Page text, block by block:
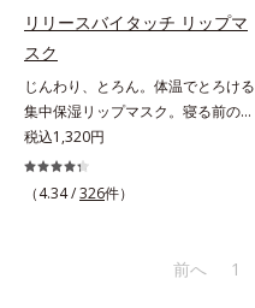
効果で目元の巡りをスムーズにし、
乾燥をケアして目元スッキリ。さら
にワイルドタイムエキス(*5)が肌の
キメを整え、ブライトニングフィル
ター(*6)が光をコントロールして目
元のくすみを払い、透明感のある目
元へ整えます。メイクの上からでも
ＯＫだから、メイク直しのついでに
イライト効果も。お疲れ目元がスッ
リリースバイタッチ リップマ
スク
じんわり、とろん。体温でとろける
集中保湿リップマスク。寝る前のひ
と塗りでやわらかな唇へ。集中保湿
リップマスクです。バームのような
固めのテクスチャーが体温でじんわ
成分配合で、乾燥にゆらがない唇に
税込1,320円
（4.34 /326件）
前へ 1